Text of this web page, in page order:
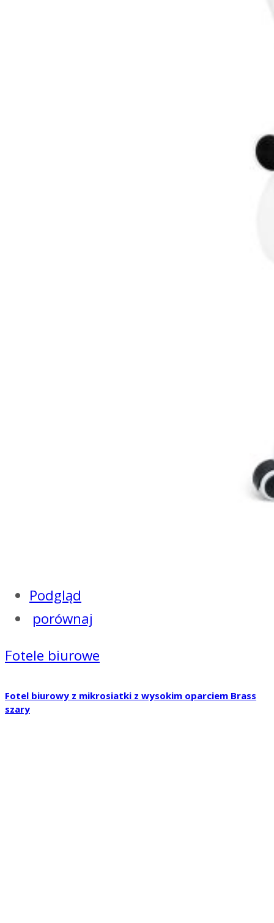
Podgląd
porównaj
Fotele biurowe
Fotel biurowy z mikrosiatki z wysokim oparciem Brass
szary